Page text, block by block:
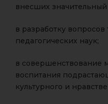
внесших значительный
в разработку
педагогических наук;
в совершенствование
воспитания
культурного и